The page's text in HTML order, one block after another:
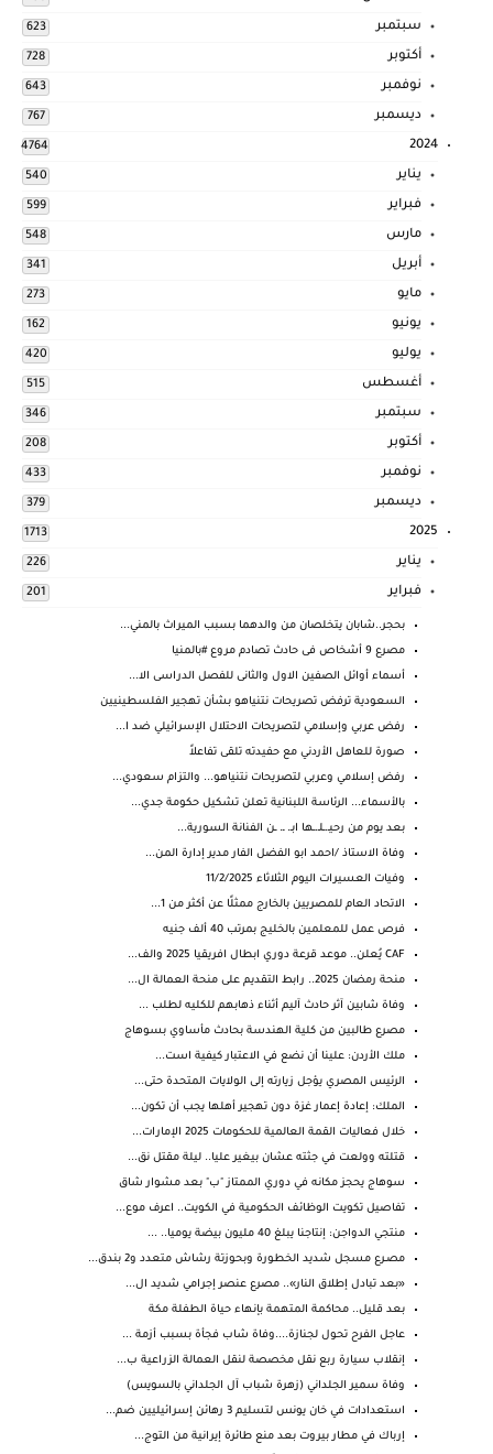
سبتمبر 623
أكتوبر 728
نوفمبر 643
ديسمبر 767
2024
4764
يناير 540
فبراير 599
مارس 548
أبريل 341
مايو 273
يونيو 162
يوليو 420
أغسطس 515
سبتمبر 346
أكتوبر 208
نوفمبر 433
ديسمبر 379
2025
1713
يناير 226
فبراير 201
بحجر..شابان يتخلصان من والدهما بسبب الميراث بالمني...
مصرع 9 أشخاص فى حادث تصادم مروع #بالمنيا
أسماء أوائل الصفين الاول والثانى للفصل الدراسى الا...
السعودية ترفض تصريحات نتنياهو بشأن تهجير الفلسطينيين
رفض عربي وإسلامي لتصريحات الاحتلال الإسرائيلي ضد ا...
صورة للعاهل الأردني مع حفيدته تلقى تفاعلاً
رفض إسلامي وعربي لتصريحات نتنياهو... والتزام سعودي...
بالأسماء... الرئاسة اللبنانية تعلن تشكيل حكومة جدي...
بعد يوم من رحيـ.ـلـ.ـها ابـ. ـ. ـن الفنانة السورية...
وفاة الاستاذ /احمد ابو الفضل الفار مدير إدارة المن...
وفيات العسيرات اليوم الثلاثاء 11/2/2025
الاتحاد العام للمصريين بالخارج ممثلًا عن أكثر من 1...
فرص عمل للمعلمين بالخليج بمرتب 40 ألف جنيه
CAF يُعلن.. موعد قرعة دوري ابطال افريقيا 2025 والف...
منحة رمضان 2025.. رابط التقديم على منحة العمالة ال...
وفاة شابين آثر حادث آليم أثناء ذهابهم للكليه لطلب ...
مصرع طالبين من كلية الهندسة بحادث مأساوي بسوهاج
ملك ⁧‫الأردن‬⁩: علينا أن نضع في الاعتبار كيفية است...
الرئيس المصري يؤجل زيارته إلى الولايات المتحدة حتى...
الملك: إعادة إعمار غزة دون تهجير أهلها يجب أن تكون...
خلال فعاليات القمة العالمية للحكومات 2025 الإمارات...
قتلته وولعت في جثته عشان بيغير عليا.. ليلة مقتل نق...
سوهاج يحجز مكانه في دوري الممتاز "ب" بعد مشوار شاق
تفاصيل تكويت الوظائف الحكومية في الكويت.. اعرف موع...
منتجي الدواجن: إنتاجنا يبلغ 40 مليون بيضة يوميا.. ...
مصـرع مسجل شديد الخطورة وبحوزتة رشاش متعدد و2 بندق...
«بعد تبادل إطلاق النار».. مصرع عنصر إجرامي شديد ال...
بعد قليل.. محاكمة المتهمة بإنهاء حياة الطفلة مكة
عاجل الفرح تحول لجنازة....وفاة شاب فجأة بسبب أزمة ...
إنقلاب سيارة ربع نقل مخصصة لنقل العمالة الزراعية ب...
وفاة سمير الجلداني (زهرة شباب آل الجلداني بالسويس)
استعدادات في خان يونس لتسليم 3 رهائن إسرائيليين ضم...
إرباك في مطار بيروت بعد منع طائرة إيرانية من التوج...